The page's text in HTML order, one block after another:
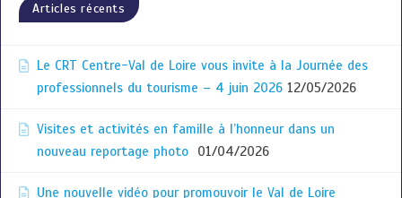
Articles récents
Le CRT Centre-Val de Loire vous invite à la Journée des
professionnels du tourisme – 4 juin 2026 12/05/2026
Visites et activités en famille à l’honneur dans un
nouveau reportage photo
01/04/2026
Une nouvelle vidéo pour promouvoir le Val de Loire